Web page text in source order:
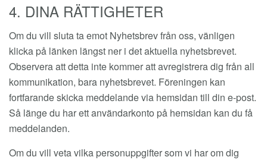
4. DINA RÄTTIGHETER
Om du vill sluta ta emot Nyhetsbrev från oss, vänligen
klicka på länken längst ner i det aktuella nyhetsbrevet.
Observera att detta inte kommer att avregistrera dig från all
kommunikation, bara nyhetsbrevet. Föreningen kan
fortfarande skicka meddelande via hemsidan till din e-post.
Så länge du har ett användarkonto på hemsidan kan du få
meddelanden.
Om du vill veta vilka personuppgifter som vi har om dig